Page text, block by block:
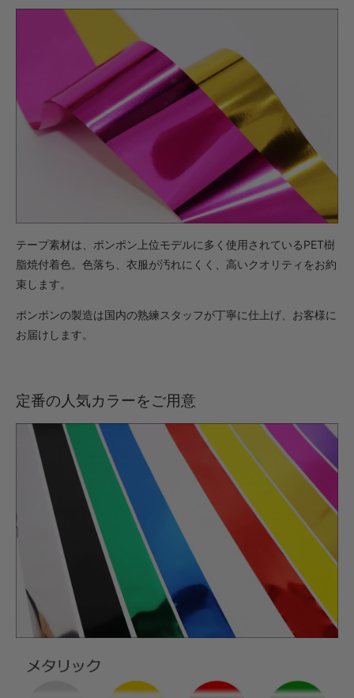
テープ素材は、ポンポン上位モデルに多く使用されているPET樹
脂焼付着色。色落ち、衣服が汚れにくく、高いクオリティをお約
束します。
ポンポンの製造は国内の熟練スタッフが丁寧に仕上げ、お客様に
お届けします。
定番の人気カラーをご用意